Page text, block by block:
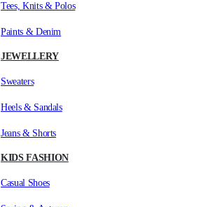
Tees, Knits & Polos
Paints & Denim
JEWELLERY
Sweaters
Heels & Sandals
Jeans & Shorts
KIDS FASHION
Casual Shoes